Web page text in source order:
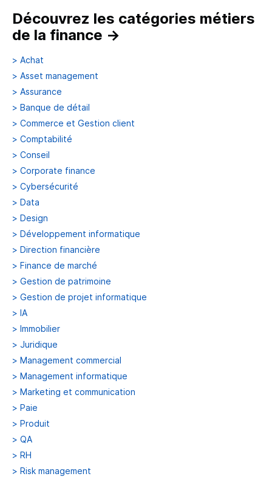
Découvrez les catégories métiers
de la finance →
> Achat
> Asset management
> Assurance
> Banque de détail
> Commerce et Gestion client
> Comptabilité
> Conseil
> Corporate finance
> Cybersécurité
> Data
> Design
> Développement informatique
> Direction financière
> Finance de marché
> Gestion de patrimoine
> Gestion de projet informatique
> IA
> Immobilier
> Juridique
> Management commercial
> Management informatique
> Marketing et communication
> Paie
> Produit
> QA
> RH
> Risk management